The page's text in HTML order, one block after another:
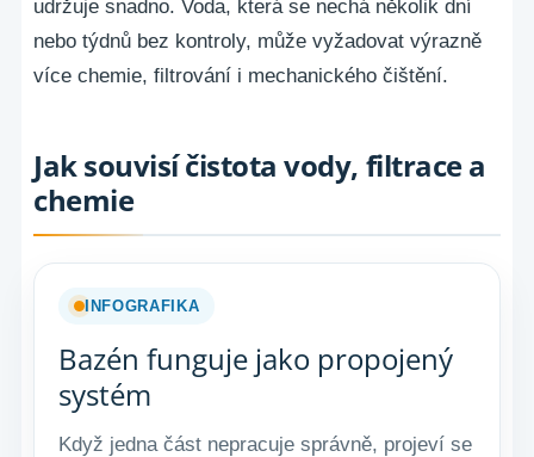
udržuje snadno. Voda, která se nechá několik dní
nebo týdnů bez kontroly, může vyžadovat výrazně
více chemie, filtrování i mechanického čištění.
Jak souvisí čistota vody, filtrace a
chemie
INFOGRAFIKA
Bazén funguje jako propojený
systém
Když jedna část nepracuje správně, projeví se